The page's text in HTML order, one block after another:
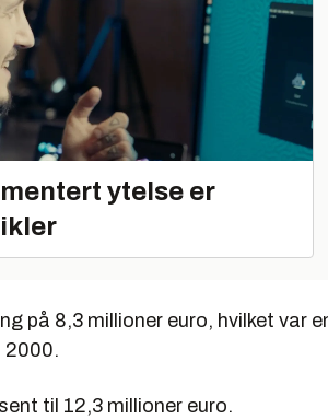
ytelse er
på 8,3 millioner euro, hvilket var
2000.
til 12,3 millioner euro.